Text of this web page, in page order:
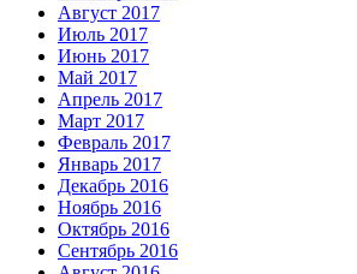
Август 2017
Июль 2017
Июнь 2017
Май 2017
Апрель 2017
Март 2017
Февраль 2017
Январь 2017
Декабрь 2016
Ноябрь 2016
Октябрь 2016
Сентябрь 2016